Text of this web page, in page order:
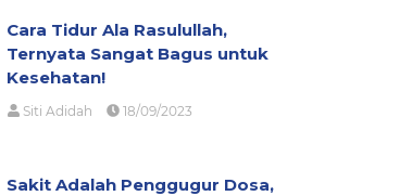
Cara Tidur Ala Rasulullah,
Ternyata Sangat Bagus untuk
Kesehatan!
Siti Adidah 18/09/2023
Sakit Adalah Penggugur Dosa,